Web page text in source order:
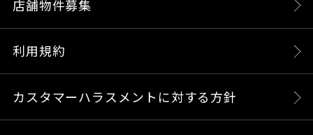
店舗物件募集
利用規約
カスタマーハラスメントに対する方針